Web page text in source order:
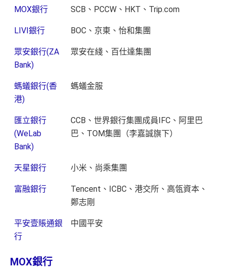
MOX銀行 SCB、PCCW、HKT、Trip.com
LIVI銀行 BOC、京東、怡和集團
眾安銀行(ZA
Bank)
眾安在綫、百仕達集團
螞蟻銀行(香
港)
螞蟻金服
匯立銀行
(WeLab
Bank)
CCB、世界銀行集團成員IFC、阿里巴
巴、TOM集團（李嘉誠旗下）
天星銀行 小米、尚乘集團
富融銀行
Tencent、ICBC、港交所、高瓴資本、
鄭志剛
平安壹賬通銀
行
中國平安
MOX銀行